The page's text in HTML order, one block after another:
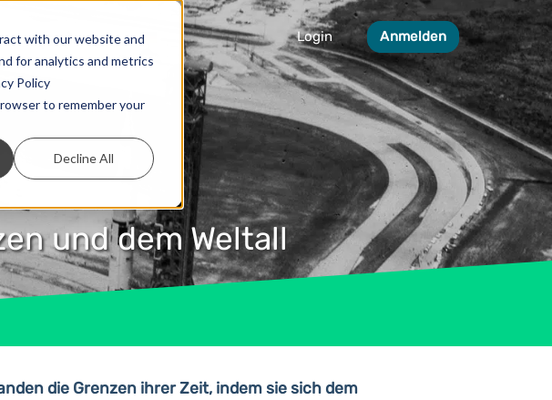
with our website and
for analytics and metrics
Policy
to remember your
Decline All
Kontakt Login Anmelden
und dem Weltall
die Grenzen ihrer Zeit, indem sie sich dem